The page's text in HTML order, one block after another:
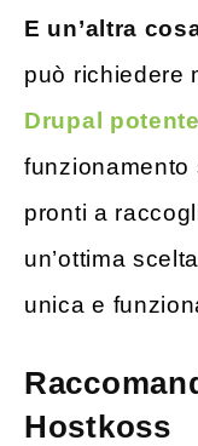
E un’altra
può richiedere
Drupal potente
funzionamento
pronti a
un’ottima
unica e
Hostkoss